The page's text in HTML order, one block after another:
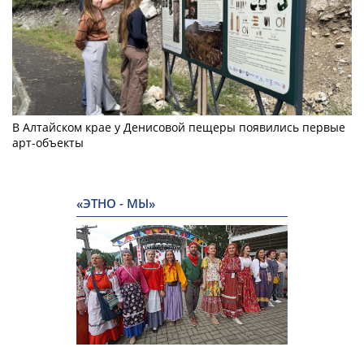
В Алтайском крае у Денисовой пещеры появились первые
арт-объекты
«ЭТНО - МЫ»